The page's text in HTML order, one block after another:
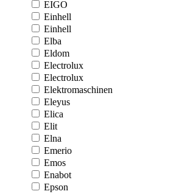
EIGO
Einhell
Einhell
Elba
Eldom
Electrolux
Electrolux
Elektromaschinen
Eleyus
Elica
Elit
Elna
Emerio
Emos
Enabot
Epson